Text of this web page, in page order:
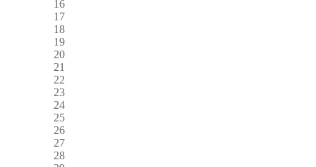
16
17
18
19
20
21
22
23
24
25
26
27
28